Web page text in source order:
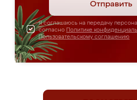
Отправить
Я соглашаюсь на передачу
согласно Политике
Пользовательскому соглашению